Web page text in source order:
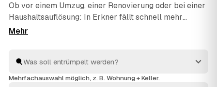
Ob vor einem Umzug, einer Renovierung oder bei einer
Haushaltsauflösung: In Erkner fällt schnell mehr
Hausrat an, als man allein wegbekommt. Über AWL
Angebote von geprüften Betrieben rund um Erkner bis
Fürstenwalde/SpreeundStrausberg . So finden Sie ohne
Mehrfachauswahl möglich, z. B. Wohnung + Keller.